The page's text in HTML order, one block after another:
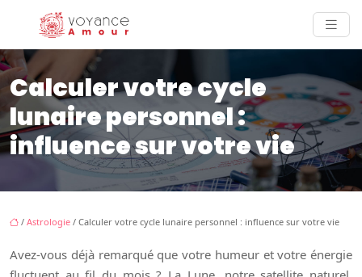
Calculer votre cycle
lunaire personnel :
influence sur votre vie
/ Astrologie / Calculer votre cycle lunaire personnel : influence sur votre vie
Avez-vous déjà remarqué que votre humeur et votre énergie